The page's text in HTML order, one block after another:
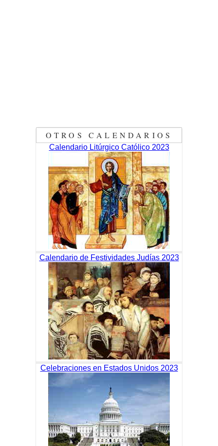
OTROS CALENDARIOS
Calendario Litúrgico Católico 2023
Calendario de Festividades Judías 2023
Celebraciones en Estados Unidos 2023